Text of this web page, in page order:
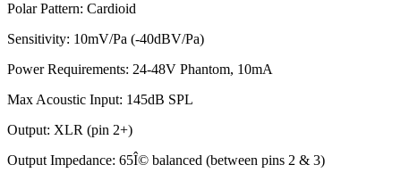
Polar Pattern: Cardioid
Sensitivity: 10mV/Pa (-40dBV/Pa)
Power Requirements: 24-48V Phantom, 10mA
Max Acoustic Input: 145dB SPL
Output: XLR (pin 2+)
Output Impedance: 65Î© balanced (between pins 2 & 3)